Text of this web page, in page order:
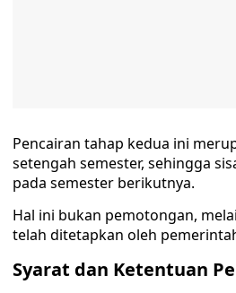
Pencairan tahap kedua ini
setengah semester, sehingga
pada semester berikutnya.
Hal ini bukan pemotongan,
telah ditetapkan oleh
Syarat dan Ketentuan